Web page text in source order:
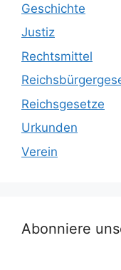
Geschichte
Justiz
Rechtsmittel
Reichsgesetze
Urkunden
Verein
Abonniere